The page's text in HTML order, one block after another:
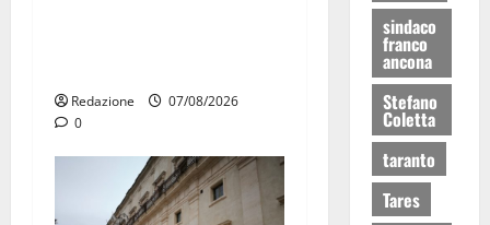
Redazione
07/08/2026
0
sindaco
franco
ancona
Stefano
Coletta
taranto
Tares